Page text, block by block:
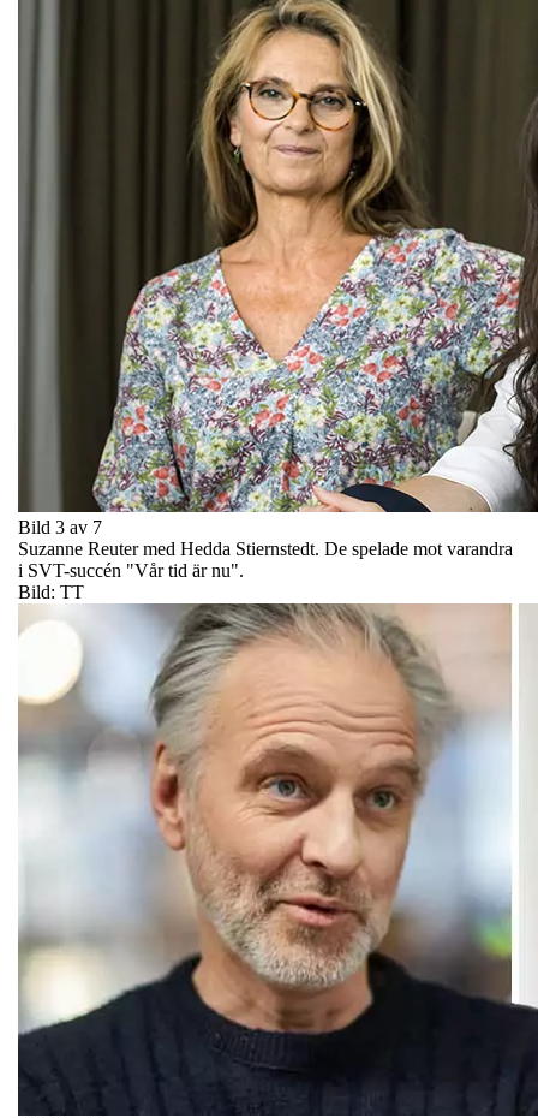
Bild 3 av 7
Suzanne Reuter med Hedda Stiernstedt. De spelade mot varandra
i SVT-succén "Vår tid är nu".
Bild: TT